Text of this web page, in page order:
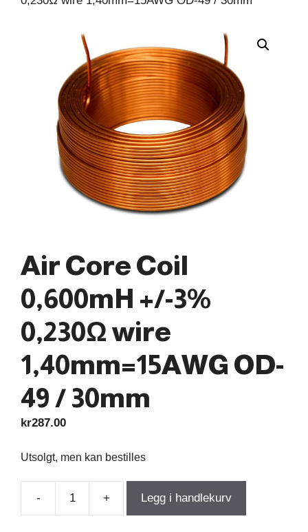
Air Core Coil
0,600mH +/-3%
0,230Ω wire
1,40mm=15AWG OD-
49 / 30mm
kr287.00
Utsolgt, men kan bestilles
- + Legg i handlekurv